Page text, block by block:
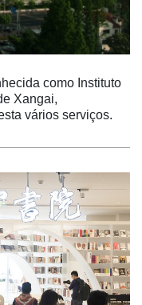
como Instituto
Xangai,
vários serviços.